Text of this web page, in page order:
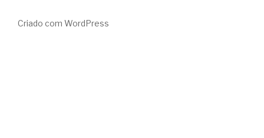
Criado com WordPress